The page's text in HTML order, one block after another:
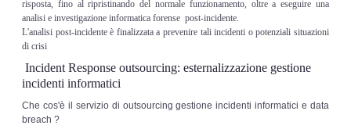
risposta, fino al ripristinando del normale funzionamento, oltre a eseguire una
analisi e investigazione informatica forense post-incidente.
L'analisi post-incidente è finalizzata a prevenire tali incidenti o potenziali situazioni
di crisi
Incident Response outsourcing: esternalizzazione gestione
incidenti informatici
Che cos'è il servizio di outsourcing gestione incidenti informatici e data
breach ?